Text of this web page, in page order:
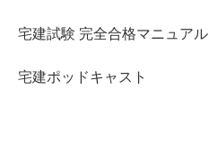
宅建試験 完全合格マニュアル
宅建ポッドキャスト